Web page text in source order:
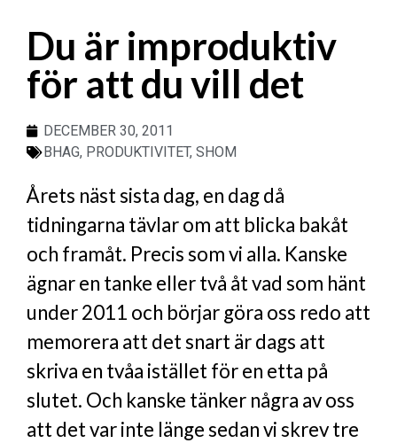
Du är improduktiv
för att du vill det
DECEMBER 30, 2011
BHAG, PRODUKTIVITET, SHOM
Årets näst sista dag, en dag då
tidningarna tävlar om att blicka bakåt
och framåt. Precis som vi alla. Kanske
ägnar en tanke eller två åt vad som hänt
under 2011 och börjar göra oss redo att
memorera att det snart är dags att
skriva en tvåa istället för en etta på
slutet. Och kanske tänker några av oss
att det var inte länge sedan vi skrev tre